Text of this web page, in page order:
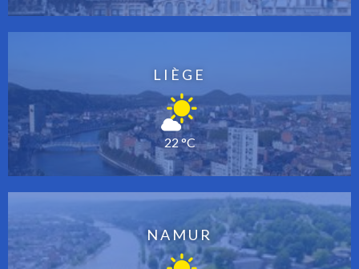
LIÈGE
22 °C
NAMUR